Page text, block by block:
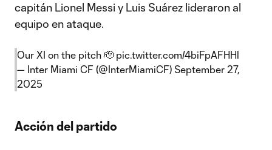
capitán Lionel Messi y Luis Suárez lideraron al
equipo en ataque.
Our XI on the pitch 🫡 pic.twitter.com/4biFpAFHHl
— Inter Miami CF (@InterMiamiCF) September 27,
2025
Acción del partido